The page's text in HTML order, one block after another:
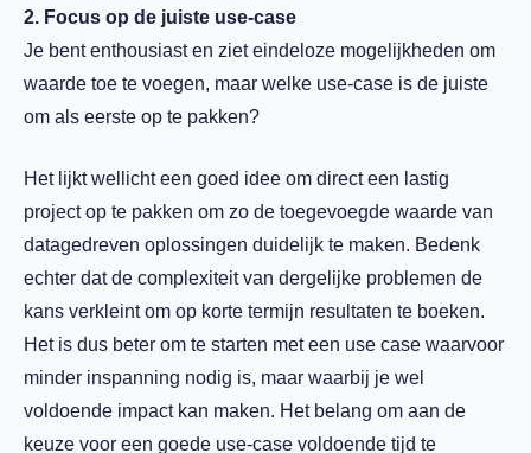
2. Focus op de juiste use-case
Je bent enthousiast en ziet eindeloze mogelijkheden om
waarde toe te voegen, maar welke use-case is de juiste
om als eerste op te pakken?
Het lijkt wellicht een goed idee om direct een lastig
project op te pakken om zo de toegevoegde waarde van
datagedreven oplossingen duidelijk te maken. Bedenk
echter dat de complexiteit van dergelijke problemen de
kans verkleint om op korte termijn resultaten te boeken.
Het is dus beter om te starten met een use case waarvoor
minder inspanning nodig is, maar waarbij je wel
voldoende impact kan maken. Het belang om aan de
keuze voor een goede use-case voldoende tijd te